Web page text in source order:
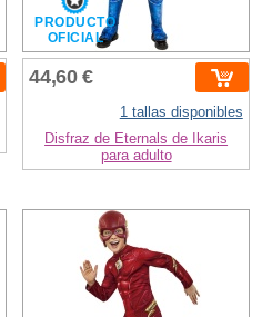
PRODUCTO
OFICIAL
44,60 €
1 tallas disponibles
Disfraz de Eternals de Ikaris
para adulto